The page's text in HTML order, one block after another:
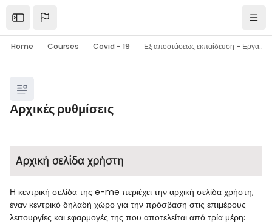
Open the sidebar
Home Courses Covid - 19 Εξ αποστάσεως εκπαίδευση - Εργαλεία επικοινωνίας - Εργαλεία συνεργασίας - Συμβουλές
Blocks
Αρχικές ρυθμίσεις
Blocks
Αρχική σελίδα χρήστη
Η κεντρική σελίδα της e-me περιέχει την αρχική σελίδα χρήστη,
έναν κεντρικό δηλαδή χώρο για την πρόσβαση στις επιμέρους
λειτουργίες και εφαρμογές της που αποτελείται από τρία μέρη: